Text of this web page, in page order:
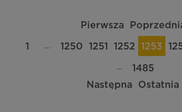
Pierwsza
1 … 1250 1251 1252 1253
…
1485
Następna
Ostatnia